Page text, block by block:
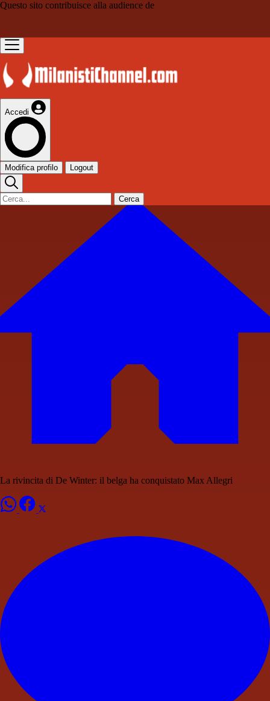
Questo sito contribuisce alla audience de
Accedi
Modifica profilo Logout
Cerca
La rivincita di De Winter: il belga ha conquistato Max Allegri